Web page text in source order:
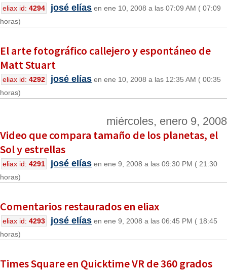
eliax id: 4294 josé elías en ene 10, 2008 a las 07:09 AM ( 07:09
horas)
El arte fotográfico callejero y espontáneo de
Matt Stuart
eliax id: 4292 josé elías en ene 10, 2008 a las 12:35 AM ( 00:35
horas)
miércoles, enero 9, 2008
Video que compara tamaño de los planetas, el
Sol y estrellas
eliax id: 4291 josé elías en ene 9, 2008 a las 09:30 PM ( 21:30
horas)
Comentarios restaurados en eliax
eliax id: 4293 josé elías en ene 9, 2008 a las 06:45 PM ( 18:45
horas)
Times Square en Quicktime VR de 360 grados